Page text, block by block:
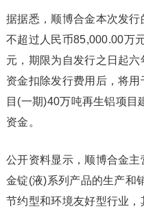
据据悉，顺博合金本次发
不超过人民币85,000.00万
元，期限为自发行之日起
资金扣除发行费用后，将
目(一期)40万吨再生铝项目
资金。
公开资料显示，顺博合金
金锭(液)系列产品的生产和
节约型和环境友好型行业